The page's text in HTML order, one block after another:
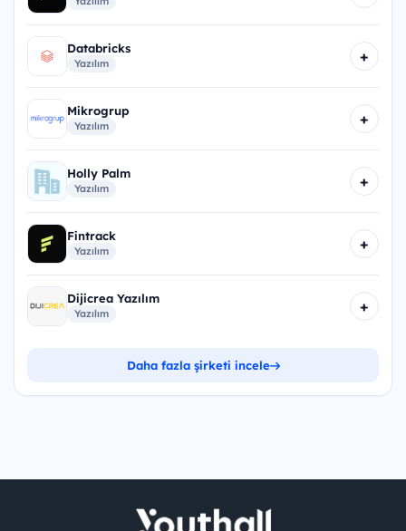
Databricks
Yazılım +
Mikrogrup
Yazılım +
Holly Palm
Yazılım +
Fintrack
Yazılım +
Dijicrea Yazılım
Yazılım +
Daha fazla şirketi incele